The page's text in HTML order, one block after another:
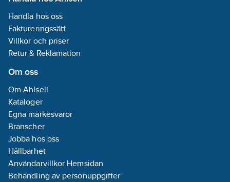
Handla hos oss
Faktureringssätt
Villkor och priser
Retur & Reklamation
Om oss
Om Ahlsell
Kataloger
Egna märkesvaror
Branscher
Jobba hos oss
Hållbarhet
Användarvillkor Hemsidan
Behandling av personuppgifter